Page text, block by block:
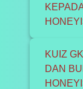
KUIZ
DAN